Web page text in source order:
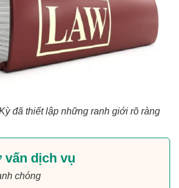
đã thiết lập những ranh giới rõ ràng
dịch vụ
chóng